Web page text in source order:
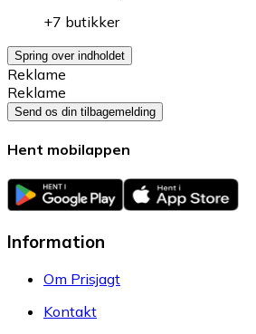
+7 butikker
Spring over indholdet
Reklame
Reklame
Send os din tilbagemelding
Hent mobilappen
Information
Om Prisjagt
Kontakt